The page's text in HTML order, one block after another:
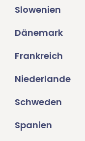
Slowenien
Dänemark
Frankreich
Niederlande
Schweden
Spanien